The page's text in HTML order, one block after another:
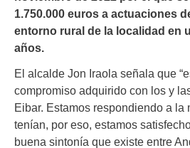
1.750.000 euros a actuaciones
entorno rural de la localidad en
años.
El alcalde Jon Iraola señala que
compromiso adquirido con los y
Eibar. Estamos respondiendo a la
tenían, por eso, estamos
buena sintonía que existe entre